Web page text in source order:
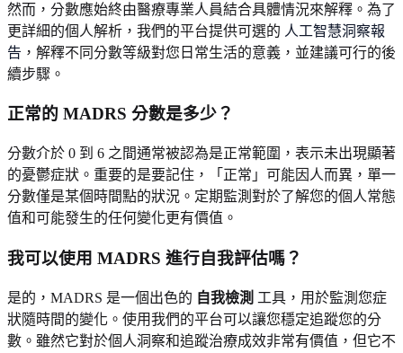
然而，分數應始終由醫療專業人員結合具體情況來解釋。為了
更詳細的個人解析，我們的平台提供可選的 人工智慧洞察報
告 ，解釋不同分數等級對您日常生活的意義，並建議可行的後
續步驟。
正常的 MADRS 分數是多少？
分數介於 0 到 6 之間通常被認為是正常範圍，表示未出現顯著
的憂鬱症狀。重要的是要記住，「正常」可能因人而異，單一
分數僅是某個時間點的狀況。定期監測對於了解您的個人常態
值和可能發生的任何變化更有價值。
我可以使用 MADRS 進行自我評估嗎？
是的，MADRS 是一個出色的 自我檢測 工具，用於監測您症
狀隨時間的變化。使用我們的平台可以讓您穩定追蹤您的分
數。雖然它對於個人洞察和追蹤治療成效非常有價值，但它不